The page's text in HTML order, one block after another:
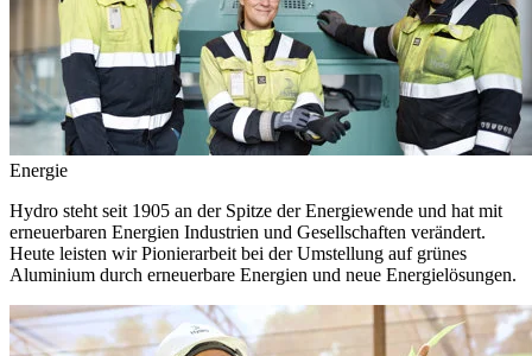
Energie
Hydro steht seit 1905 an der Spitze der Energiewende und hat mit
erneuerbaren Energien Industrien und Gesellschaften verändert.
Heute leisten wir Pionierarbeit bei der Umstellung auf grünes
Aluminium durch erneuerbare Energien und neue Energielösungen.